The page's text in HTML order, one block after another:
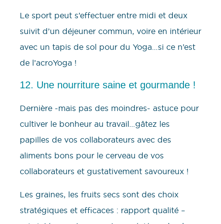
Le sport peut s’effectuer entre midi et deux
suivit d’un déjeuner commun, voire en intérieur
avec un tapis de sol pour du Yoga…si ce n’est
de l’acroYoga !
12. Une nourriture saine et gourmande !
Dernière -mais pas des moindres- astuce pour
cultiver le bonheur au travail…gâtez les
papilles de vos collaborateurs avec des
aliments bons pour le cerveau de vos
collaborateurs et gustativement savoureux !
Les graines, les fruits secs sont des choix
stratégiques et efficaces : rapport qualité –